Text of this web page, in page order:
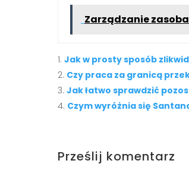
Zarządzanie
Jak w prosty sposób
Czy praca za granicą
Jak łatwo sprawdzić
Czym wyróżnia się
Prześlij komentarz